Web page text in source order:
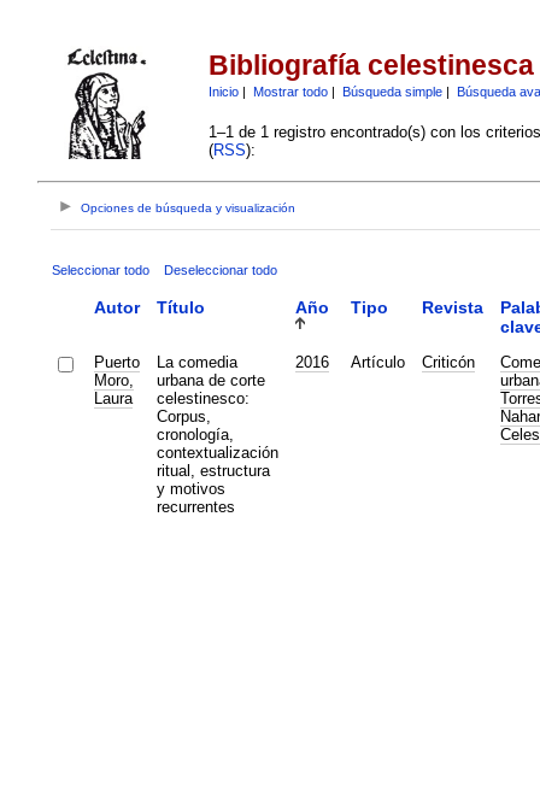
Bibliografía celestinesca
Inicio| Mostrar todo| Búsqueda simple| Búsqueda
1–1 de 1 registro encontrado(s) con los
(RSS):
Opciones de búsqueda y visualización
Seleccionar todo Deseleccionar todo
Autor Título Año Tipo Revista
Puerto
Moro,
Laura
La comedia
urbana de corte
celestinesco:
Corpus,
cronología,
contextualización
ritual, estructura
y motivos
recurrentes
2016 Artículo Criticón